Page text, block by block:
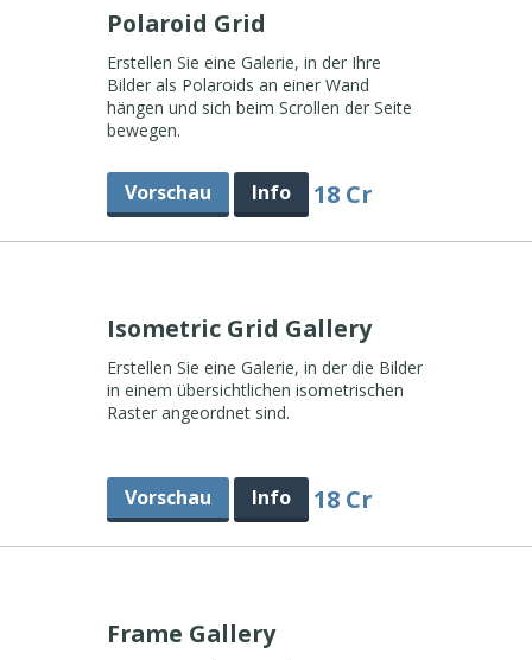
Polaroid Grid
Erstellen Sie eine Galerie, in der Ihre
Bilder als Polaroids an einer Wand
hängen und sich beim Scrollen der Seite
bewegen.
Vorschau Info 18 Cr
Isometric Grid Gallery
Erstellen Sie eine Galerie, in der die Bilder
in einem übersichtlichen isometrischen
Raster angeordnet sind.
Vorschau Info 18 Cr
Frame Gallery